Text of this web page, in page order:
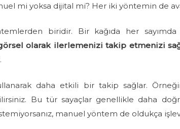
mi yoksa dijital mi? Her iki yöntemin de
biridir. Bir kağıda her
olarak ilerlemenizi takip etmenizi
daha etkili bir takip sağlar.
Bu tür sayaçlar genellikle daha
manuel yöntem de oldukça